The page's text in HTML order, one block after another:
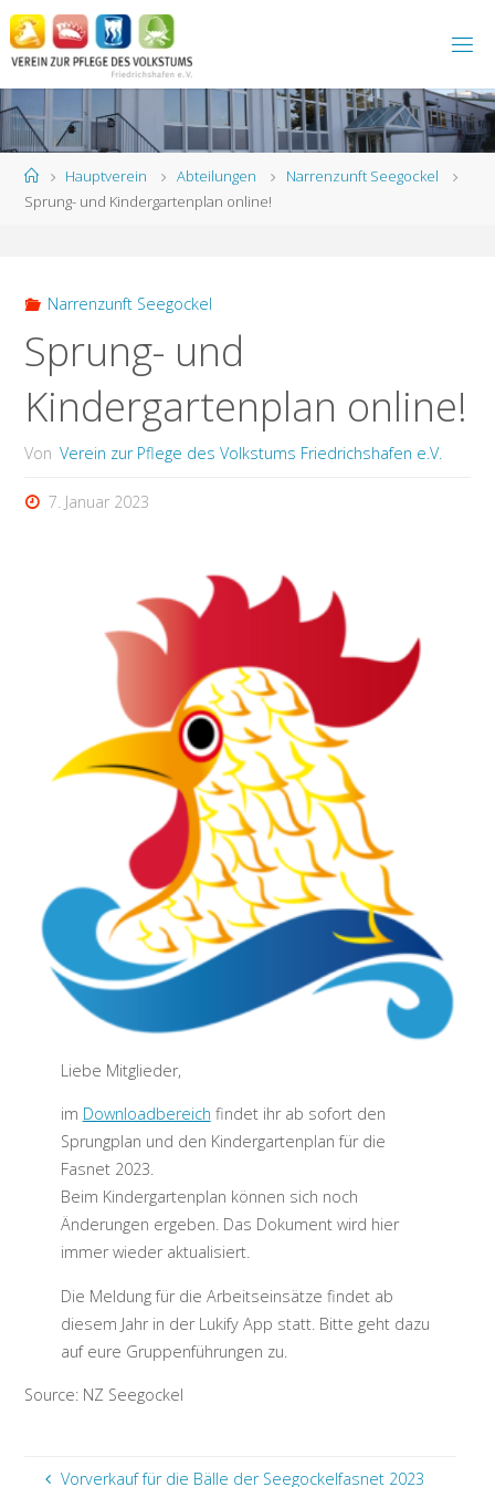
Zum
Inhalt
springen
StartHauptverein Abteilungen
Narrenzunft Seegockel
Sprung- und Kindergartenplan online!
Narrenzunft Seegockel
Sprung- und
Kindergartenplan online!
Von Verein zur Pflege des Volkstums Friedrichshafen e.V.
7. Januar 2023
Liebe Mitglieder,
im Downloadbereich findet ihr ab sofort den
Sprungplan und den Kindergartenplan für die
Fasnet 2023.
Beim Kindergartenplan können sich noch
Änderungen ergeben. Das Dokument wird hier
immer wieder aktualisiert.
Die Meldung für die Arbeitseinsätze findet ab
diesem Jahr in der Lukify App statt. Bitte geht dazu
auf eure Gruppenführungen zu.
Source: NZ Seegockel
Vorverkauf für die Bälle der Seegockelfasnet 2023